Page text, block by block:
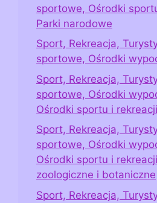
sportowe, Ośrodki
Parki narodowe
Sport, Rekreacja,
sportowe, Ośrodki
Sport, Rekreacja,
sportowe, Ośrodki
Ośrodki sportu i rekreacji
Sport, Rekreacja,
sportowe, Ośrodki
Ośrodki sportu i
zoologiczne i botaniczne
Sport, Rekreacja,